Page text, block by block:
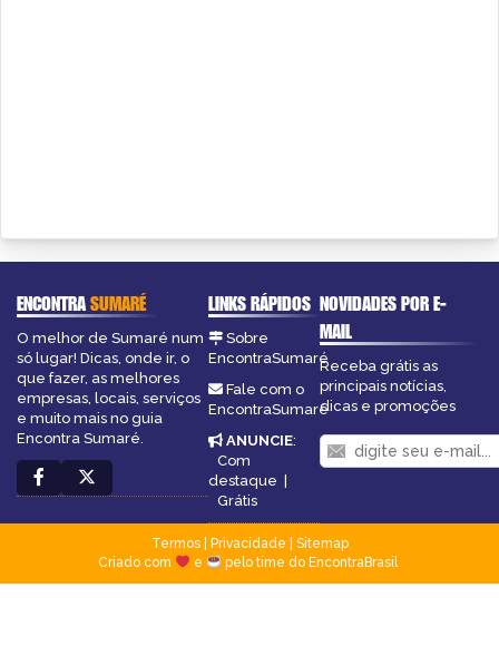
ENCONTRASUMARÉ
O melhor de Sumaré num
só lugar! Dicas, onde ir, o
que fazer, as melhores
empresas, locais, serviços
e muito mais no guia
Encontra Sumaré.
LINKS RÁPIDOS
Sobre
EncontraSumaré
Fale com o
EncontraSumaré
ANUNCIE:
Com
destaque |
Grátis
NOVIDADES POR E-
MAIL
Receba grátis as
principais notícias,
dicas e promoções
Termos| Privacidade
Sitemap
Criado com
e pelo time do EncontraBrasil